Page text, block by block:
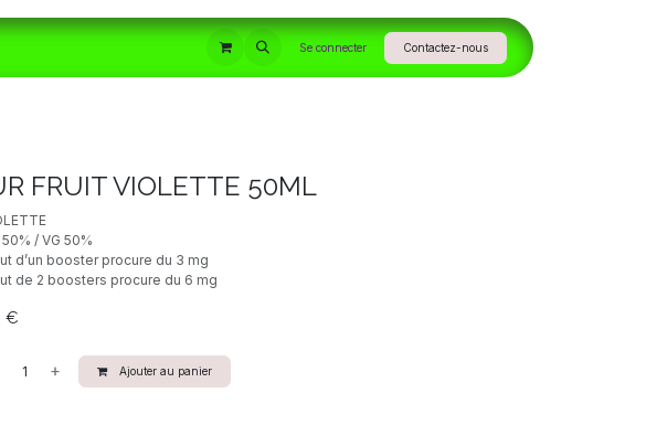
INFORMATIONS Se connecter Contactez-nous
FRUIT VIOLETTE 50ML
/ VG 50%
d’un booster procure du 3 mg
de 2 boosters procure du 6 mg
€
Ajouter au panier